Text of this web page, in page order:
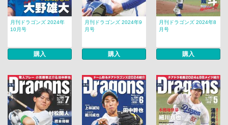
月刊ドラゴンズ 2024年
10月号
購入
月刊ドラゴンズ 2024年9
月号
購入
月刊ドラゴンズ 2024年8
月号
購入